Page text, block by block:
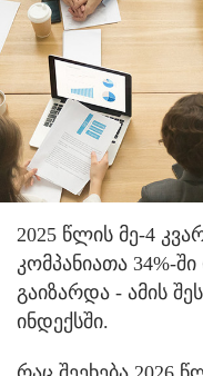
2025 წლის მე-4
კომპანიათა 34%-
გაიზარდა - ამის
ინდექსში.